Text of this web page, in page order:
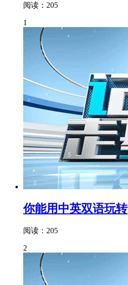
阅读：205
1
你能用中英双语玩转
阅读：205
2